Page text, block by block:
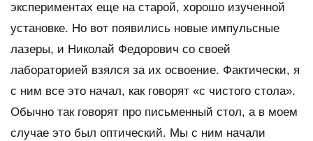
экспериментах еще на старой, хорошо изученной
установке. Но вот появились новые импульсные
лазеры, и Николай Федорович со своей
лабораторией взялся за их освоение. Фактически, я
с ним все это начал, как говорят «с чистого стола».
Обычно так говорят про письменный стол, а в моем
случае это был оптический. Мы с ним начали